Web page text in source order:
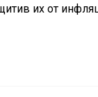
их от